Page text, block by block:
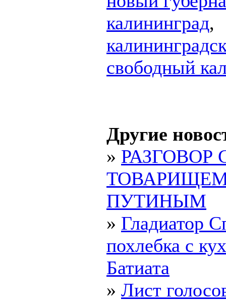
калининград,
свободный
Другие
» РАЗГОВОР
ПУТИНЫМ
» Гладиатор
похлебка с
Батиата
» Лист